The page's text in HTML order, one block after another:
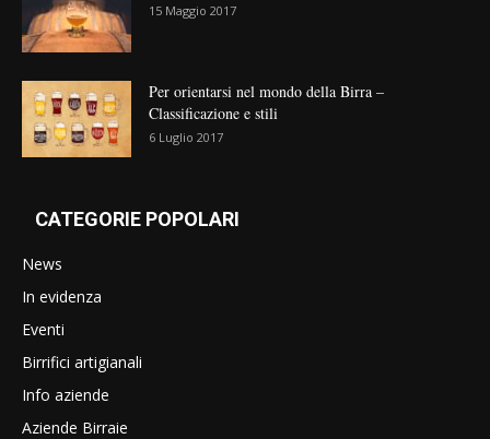
15 Maggio 2017
Per orientarsi nel mondo della Birra –
Classificazione e stili
6 Luglio 2017
CATEGORIE POPOLARI
News
In evidenza
Eventi
Birrifici artigianali
Info aziende
Aziende Birraie